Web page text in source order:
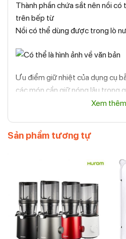
Thành phần chứa sắt nên nồi
trên bếp từ
Nồi có thể dùng được trong lò
Ưu điểm giữ nhiệt của dụng cụ
các món cần giữ nóng lâu trong
rán beefsteak, cá hồi nướng,
thẳng nồi, chảo gang đang có
bàn ăn mà không cần chuyển nó
Thông tin sản phẩm:
Đường kính: 20cm
Trọng lượng 3.26 kg
Xem thêm
Sản phẩm tương tự